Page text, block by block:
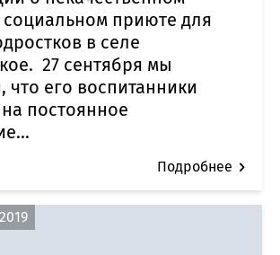
социальном приюте для
в селе
27 сентября мы
его воспитанники
постоянное
Подробнее